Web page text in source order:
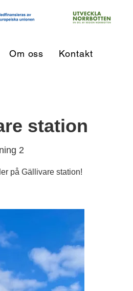
Om oss Kontakt
station
2
på Gällivare station!